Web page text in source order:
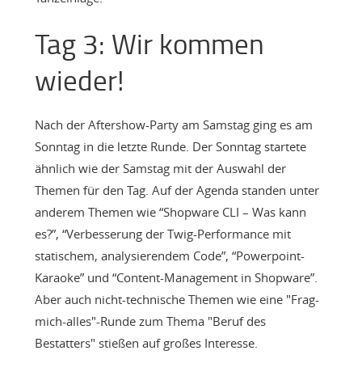
Tag 3: Wir kommen
wieder!
Nach der Aftershow-Party am Samstag ging es am
Sonntag in die letzte Runde. Der Sonntag startete
ähnlich wie der Samstag mit der Auswahl der
Themen für den Tag. Auf der Agenda standen unter
anderem Themen wie “Shopware CLI – Was kann
es?”, “Verbesserung der Twig-Performance mit
statischem, analysierendem Code”, “Powerpoint-
Karaoke” und “Content-Management in Shopware”.
Aber auch nicht-technische Themen wie eine "Frag-
mich-alles"-Runde zum Thema "Beruf des
Bestatters" stießen auf großes Interesse.